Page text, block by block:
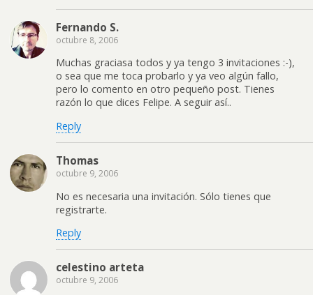
Fernando S.
octubre 8, 2006
Muchas graciasa todos y ya tengo 3 invitaciones :-),
o sea que me toca probarlo y ya veo algún fallo,
pero lo comento en otro pequeño post. Tienes
razón lo que dices Felipe. A seguir así..
Reply
Thomas
octubre 9, 2006
No es necesaria una invitación. Sólo tienes que
registrarte.
Reply
celestino arteta
octubre 9, 2006